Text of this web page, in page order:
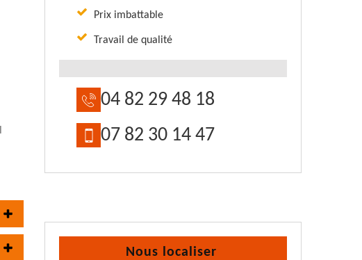
Prix imbattable
Travail de qualité
04 82 29 48 18
07 82 30 14 47
Nous localiser